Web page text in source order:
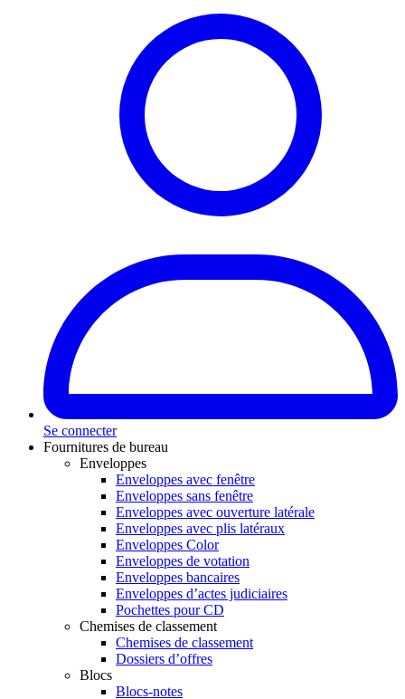
Se connecter
Fournitures de bureau
Enveloppes
Enveloppes avec fenêtre
Enveloppes sans fenêtre
Enveloppes avec ouverture latérale
Enveloppes avec plis latéraux
Enveloppes Color
Enveloppes de votation
Enveloppes bancaires
Enveloppes d’actes judiciaires
Pochettes pour CD
Chemises de classement
Chemises de classement
Dossiers d’offres
Blocs
Blocs-notes